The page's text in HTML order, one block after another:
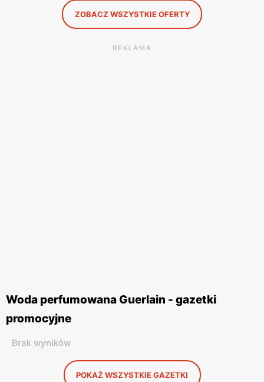
ZOBACZ WSZYSTKIE OFERTY
REKLAMA
Woda perfumowana Guerlain - gazetki
promocyjne
Brak wyników
POKAŻ WSZYSTKIE GAZETKI